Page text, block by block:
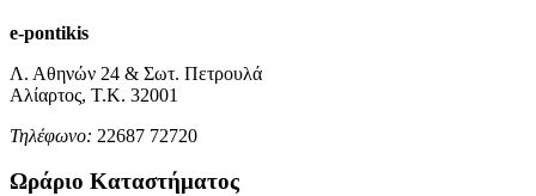
e-pontikis
Λ. Αθηνών 24 & Σωτ. Πετρουλά
Αλίαρτος, Τ.Κ. 32001
Τηλέφωνο: 22687 72720
Ωράριο Καταστήματος